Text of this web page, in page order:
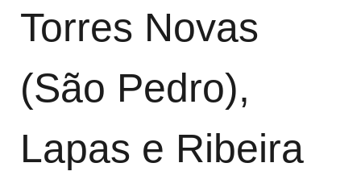
Torres Novas
(São Pedro),
Lapas e Ribeira